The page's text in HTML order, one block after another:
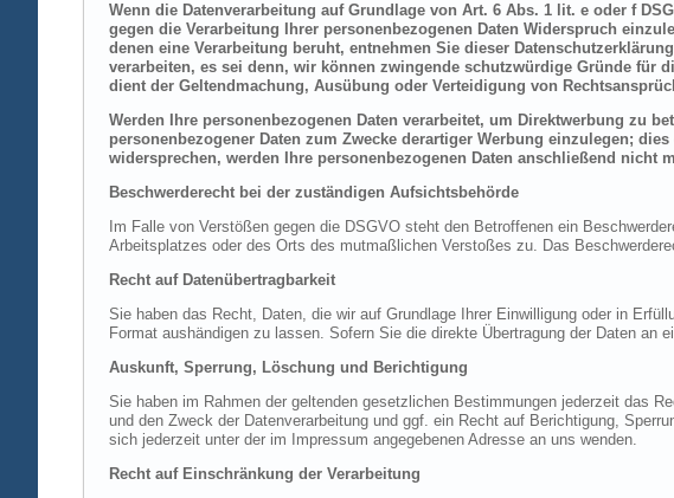
Wenn die Datenverarbeitung auf Grundlage von Art. 6 Abs. 1 lit. e oder f
gegen die Verarbeitung Ihrer personenbezogenen Daten Widerspruch
denen eine Verarbeitung beruht, entnehmen Sie dieser
verarbeiten, es sei denn, wir können zwingende schutzwürdige Gründe für
dient der Geltendmachung, Ausübung oder Verteidigung von
Werden Ihre personenbezogenen Daten verarbeitet, um Direktwerbung zu
personenbezogener Daten zum Zwecke derartiger Werbung einzulegen;
widersprechen, werden Ihre personenbezogenen Daten anschließend nicht
Beschwerderecht bei der zuständigen Aufsichtsbehörde
Im Falle von Verstößen gegen die DSGVO steht den Betroffenen ein
Arbeitsplatzes oder des Orts des mutmaßlichen Verstoßes zu. Das
Recht auf Datenübertragbarkeit
Sie haben das Recht, Daten, die wir auf Grundlage Ihrer Einwilligung oder in
Format aushändigen zu lassen. Sofern Sie die direkte Übertragung der Daten
Auskunft, Sperrung, Löschung und Berichtigung
Sie haben im Rahmen der geltenden gesetzlichen Bestimmungen jederzeit das
und den Zweck der Datenverarbeitung und ggf. ein Recht auf Berichtigung,
sich jederzeit unter der im Impressum angegebenen Adresse an uns wenden.
Recht auf Einschränkung der Verarbeitung